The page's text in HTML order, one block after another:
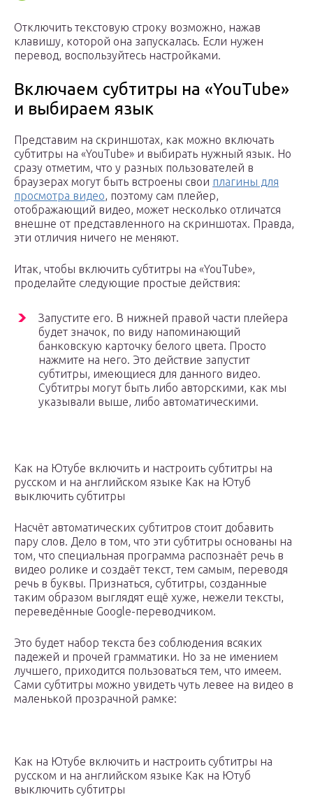
Отключить текстовую строку возможно, нажав
клавишу, которой она запускалась. Если нужен
перевод, воспользуйтесь настройками.
Включаем субтитры на «YouTube»
и выбираем язык
Представим на скриншотах, как можно включать
субтитры на «YouTube» и выбирать нужный язык. Но
сразу отметим, что у разных пользователей в
браузерах могут быть встроены свои плагины для
просмотра видео, поэтому сам плейер,
отображающий видео, может несколько отличатся
внешне от представленного на скриншотах. Правда,
эти отличия ничего не меняют.
Итак, чтобы включить субтитры на «YouTube»,
проделайте следующие простые действия:
Запустите его. В нижней правой части плейера
будет значок, по виду напоминающий
банковскую карточку белого цвета. Просто
нажмите на него. Это действие запустит
субтитры, имеющиеся для данного видео.
Субтитры могут быть либо авторскими, как мы
указывали выше, либо автоматическими.
Как на Ютубе включить и настроить субтитры на
русском и на английском языке Как на Ютуб
выключить субтитры
Насчёт автоматических субтитров стоит добавить
пару слов. Дело в том, что эти субтитры основаны на
том, что специальная программа распознаёт речь в
видео ролике и создаёт текст, тем самым, переводя
речь в буквы. Признаться, субтитры, созданные
таким образом выглядят ещё хуже, нежели тексты,
переведённые Google-переводчиком.
Это будет набор текста без соблюдения всяких
падежей и прочей грамматики. Но за не имением
лучшего, приходится пользоваться тем, что имеем.
Сами субтитры можно увидеть чуть левее на видео в
маленькой прозрачной рамке:
Как на Ютубе включить и настроить субтитры на
русском и на английском языке Как на Ютуб
выключить субтитры